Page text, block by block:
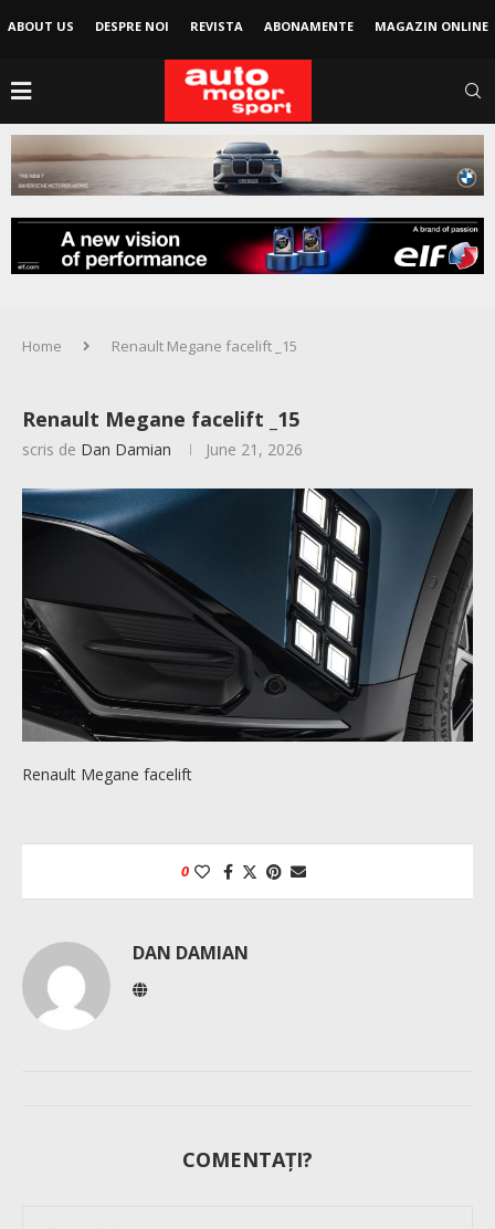
ABOUT US DESPRE NOI REVISTA ABONAMENTE MAGAZIN ONLINE
Home Renault Megane facelift _15
Renault Megane facelift _15
scris de Dan Damian June 21, 2026
Renault Megane facelift
0
DAN DAMIAN
COMENTAȚI?